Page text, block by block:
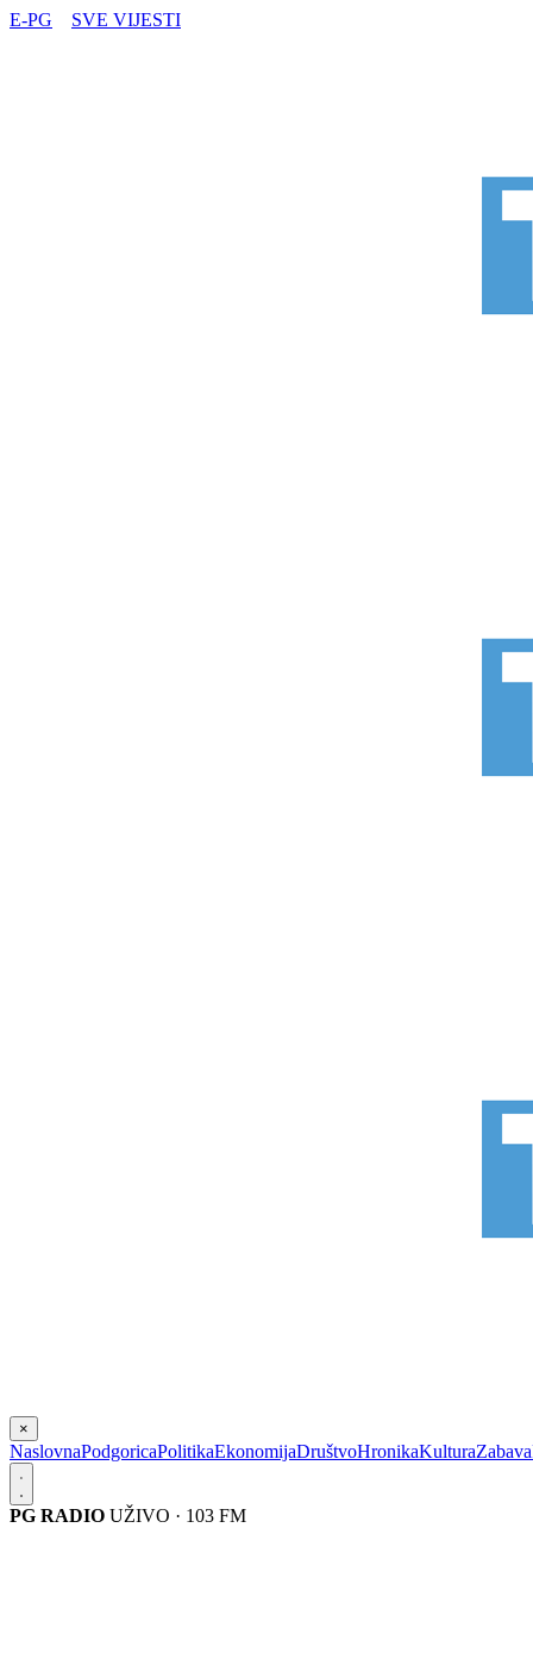
E-PG SVE VIJESTI
×
NaslovnaPodgoricaPolitikaEkonomijaDruštvoHronikaKulturaZabava
PG RADIO UŽIVO · 103 FM